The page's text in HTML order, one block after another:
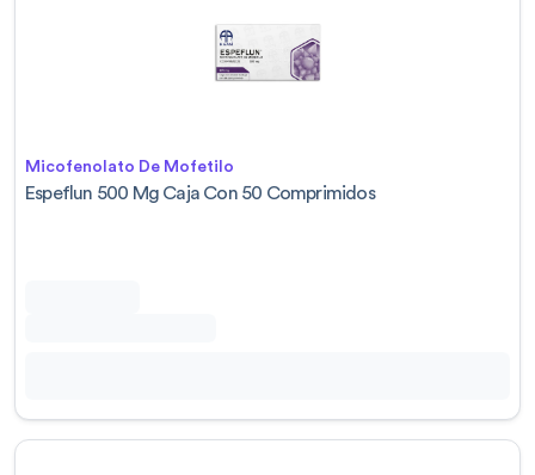
Micofenolato De Mofetilo
Espeflun 500 Mg Caja Con 50 Comprimidos